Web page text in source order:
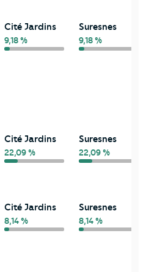
Cité Jardins
9,18 %
Suresnes
9,18 %
Cité Jardins
22,09 %
Suresnes
22,09 %
Cité Jardins
8,14 %
Suresnes
8,14 %